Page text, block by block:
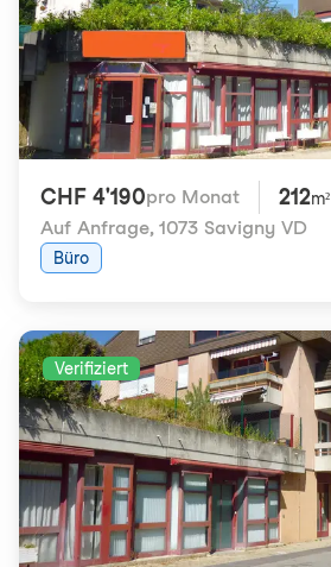
CHF 4'190pro Monat 212m²
Auf Anfrage, 1073 Savigny VD
Büro
Verifiziert